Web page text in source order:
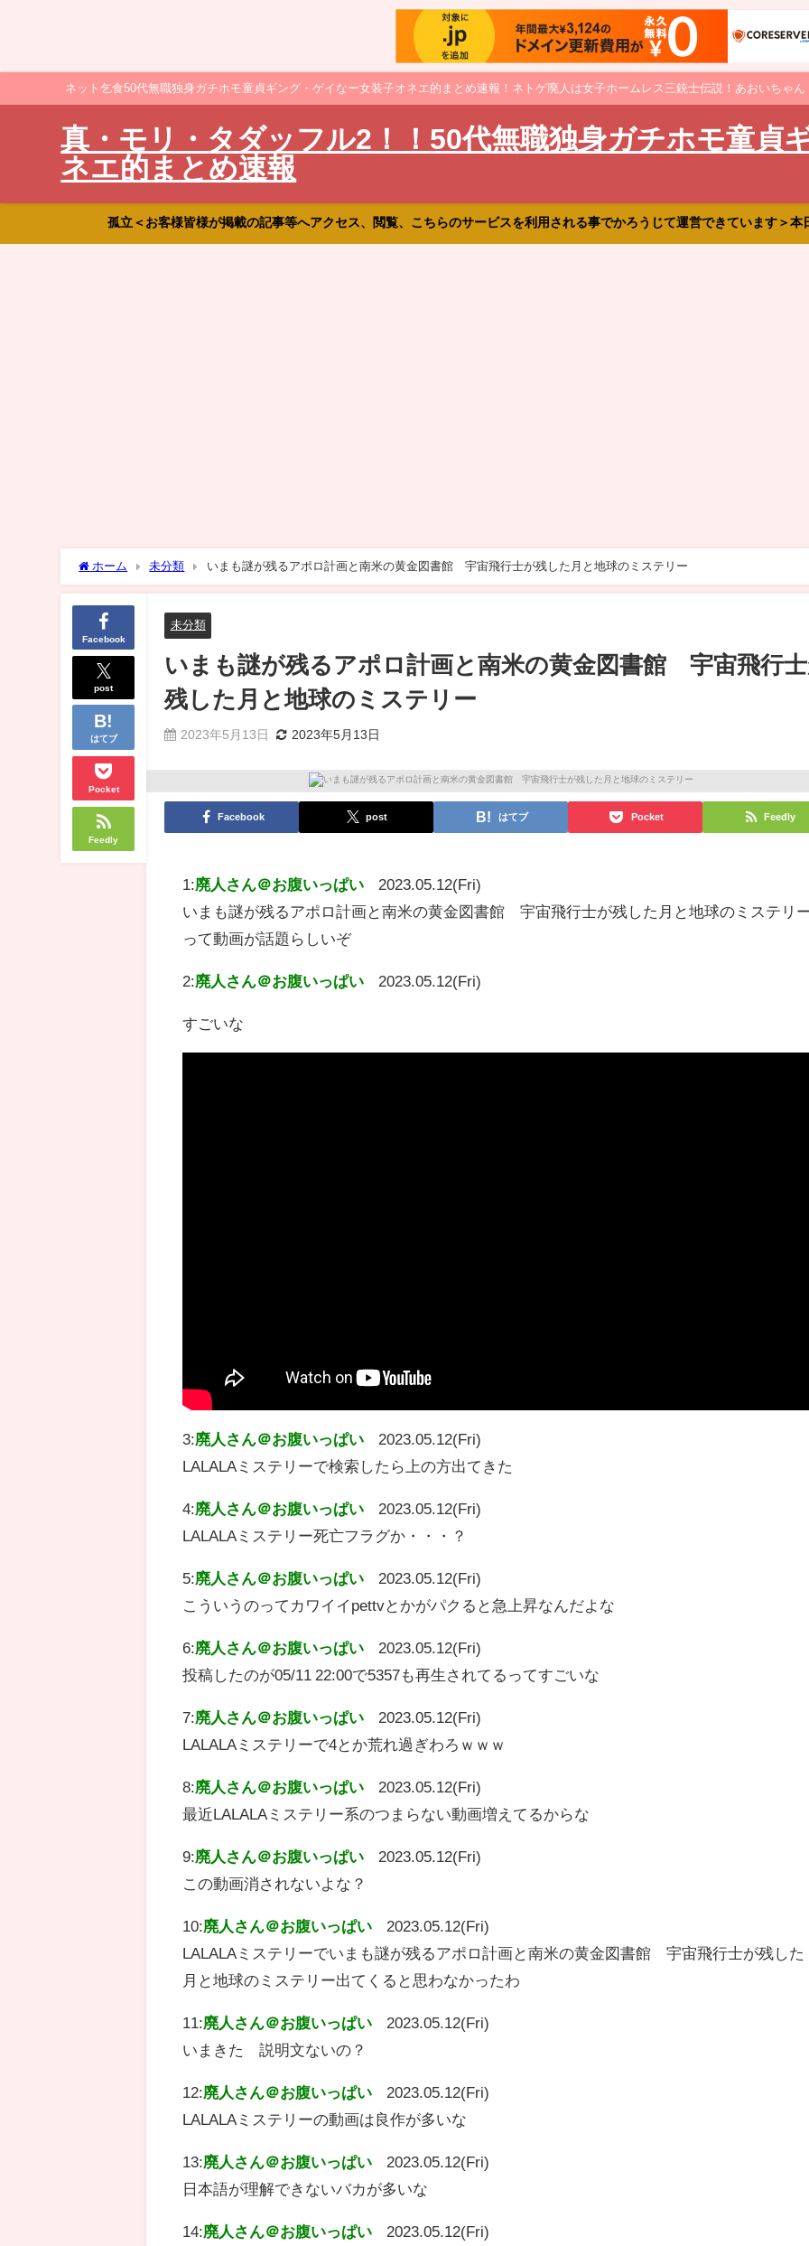
ネット乞食50代無職独身ガチホモ童貞ギング・ゲイなー女装子オネエ的まとめ速報！ネトゲ廃人は女子ホームレス三銃士伝説！あおいちゃ
真・モリ・タダッフル2！！50代無職独身ガチホモ童貞
ネエ的まとめ速報
孤立＜お客様皆様が掲載の記事等へアクセス、閲覧、こちらのサービスを利用される事でかろうじて運営できています＞
ホーム 未分類 いまも謎が残るアポロ計画と南米の黄金図書館 宇宙飛行士が残した月と地球のミステリー
Facebook
post
はてブ
Pocket
Feedly
未分類
いまも謎が残るアポロ計画と南米の黄金図書館 宇宙飛行
残した月と地球のミステリー
2023年5月13日 2023年5月13日
Facebook post はてブ Pocket Feedly
1:廃人さん＠お腹いっぱい
2023.05.12(Fri)
いまも謎が残るアポロ計画と南米の黄金図書館 宇宙飛行士が残した月と地球のミステリ
って動画が話題らしいぞ
2:廃人さん＠お腹いっぱい 2023.05.12(Fri)
すごいな
3:廃人さん＠お腹いっぱい
2023.05.12(Fri)
LALALAミステリーで検索したら上の方出てきた
4:廃人さん＠お腹いっぱい
2023.05.12(Fri)
LALALAミステリー死亡フラグか・・・？
5:廃人さん＠お腹いっぱい
2023.05.12(Fri)
こういうのってカワイイpettvとかがパクると急上昇なんだよな
6:廃人さん＠お腹いっぱい
2023.05.12(Fri)
投稿したのが05/11 22:00で5357も再生されてるってすごいな
7:廃人さん＠お腹いっぱい
2023.05.12(Fri)
LALALAミステリーで4とか荒れ過ぎわろｗｗｗ
8:廃人さん＠お腹いっぱい
2023.05.12(Fri)
最近LALALAミステリー系のつまらない動画増えてるからな
9:廃人さん＠お腹いっぱい
2023.05.12(Fri)
この動画消されないよな？
10:廃人さん＠お腹いっぱい
2023.05.12(Fri)
LALALAミステリーでいまも謎が残るアポロ計画と南米の黄金図書館 宇宙飛行士が残した
月と地球のミステリー出てくると思わなかったわ
11:廃人さん＠お腹いっぱい
2023.05.12(Fri)
いまきた 説明文ないの？
12:廃人さん＠お腹いっぱい
2023.05.12(Fri)
LALALAミステリーの動画は良作が多いな
13:廃人さん＠お腹いっぱい
2023.05.12(Fri)
日本語が理解できないバカが多いな
14:廃人さん＠お腹いっぱい
2023.05.12(Fri)